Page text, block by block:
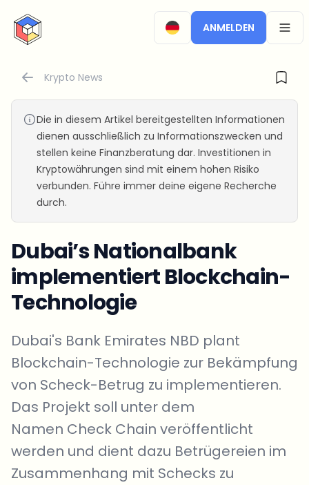
CryptoTicker
ANMELDEN
Krypto News
Die in diesem Artikel bereitgestellten Informationen
dienen ausschließlich zu Informationszwecken und
stellen keine Finanzberatung dar. Investitionen in
Kryptowährungen sind mit einem hohen Risiko
verbunden. Führe immer deine eigene Recherche
durch.
Dubai’s Nationalbank
implementiert Blockchain-
Technologie
Dubai's Bank Emirates NBD plant
Blockchain-Technologie zur Bekämpfung
von Scheck-Betrug zu implementieren.
Das Projekt soll unter dem
Namen Check Chain veröffentlicht
werden und dient dazu Betrügereien im
Zusammenhang mit Schecks zu